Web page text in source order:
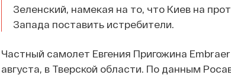
Зеленский, намекая на то, что Киев на
Запада поставить истребители.
Частный самолет Евгения Пригожина
августа, в Тверской области. По данным